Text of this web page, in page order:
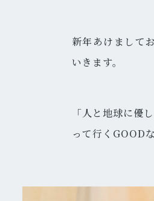
新年あけまして
いきます。
「人と地球に優
って行くGOOD